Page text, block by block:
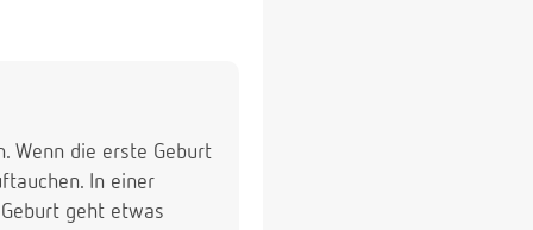
Wenn die erste Geburt
In einer
geht etwas